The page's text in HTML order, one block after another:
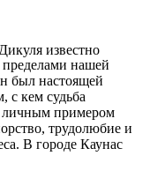
известно
нашей
был настоящей
с кем судьба
личным примером
трудолюбие и
В городе Каунас